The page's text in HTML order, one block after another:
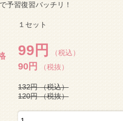
予習復習バッチリ！
１セット
99円 （税込）
90円 （税抜）
132円 （税込）
120円 （税抜）